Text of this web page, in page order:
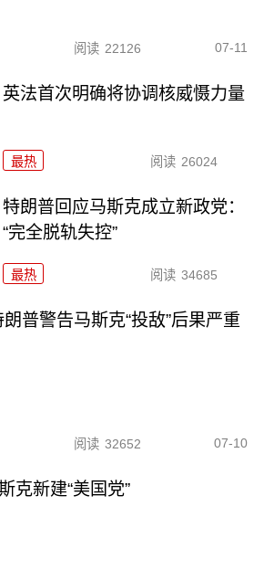
阅读 22126 07-11
英法首次明确将协调核威慑力量
最热 阅读 26024
特朗普回应马斯克成立新政党：
“完全脱轨失控”
最热 阅读 34685
朗普警告马斯克“投敌”后果严重
阅读 32652 07-10
克新建“美国党”